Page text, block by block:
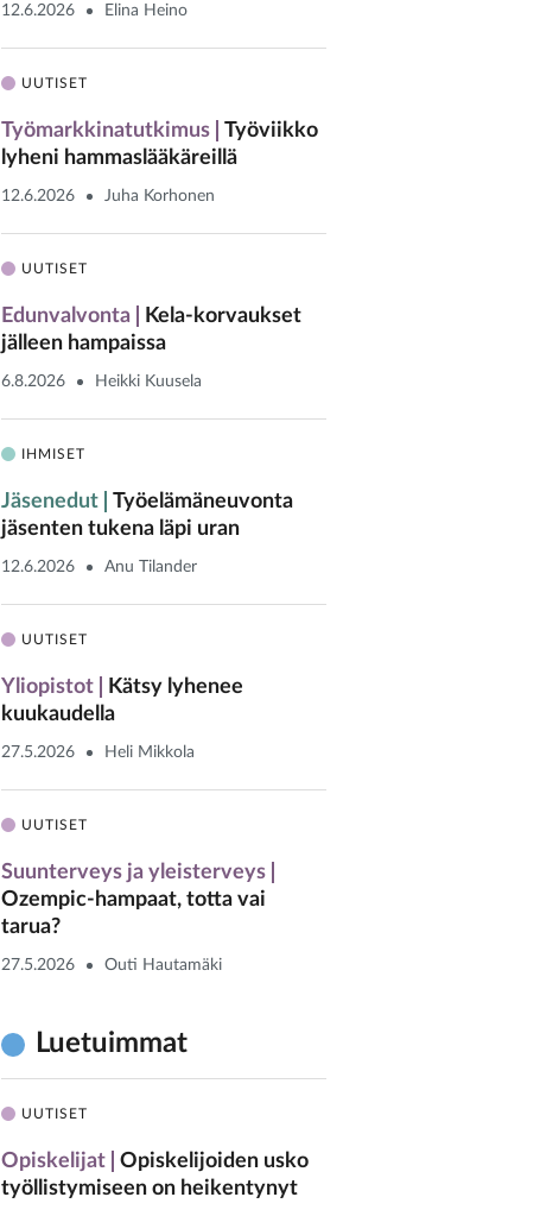
12.6.2026 Elina Heino
UUTISET
Työmarkkinatutkimus
Työviikko
lyheni hammaslääkäreillä
12.6.2026 Juha Korhonen
UUTISET
Edunvalvonta
Kela-korvaukset
jälleen hampaissa
6.8.2026 Heikki Kuusela
IHMISET
Jäsenedut
Työelämäneuvonta
jäsenten tukena läpi uran
12.6.2026 Anu Tilander
UUTISET
Yliopistot
Kätsy lyhenee
kuukaudella
27.5.2026 Heli Mikkola
UUTISET
Suunterveys ja yleisterveys
Ozempic-hampaat, totta vai
tarua?
27.5.2026 Outi Hautamäki
Luetuimmat
UUTISET
Opiskelijat
Opiskelijoiden usko
työllistymiseen on heikentynyt